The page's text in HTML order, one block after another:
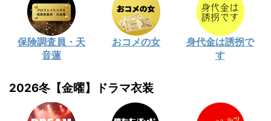
保険調査員・天
音蓮
おコメの女
身代金は誘拐で
す
2026冬【金曜】ドラマ衣装